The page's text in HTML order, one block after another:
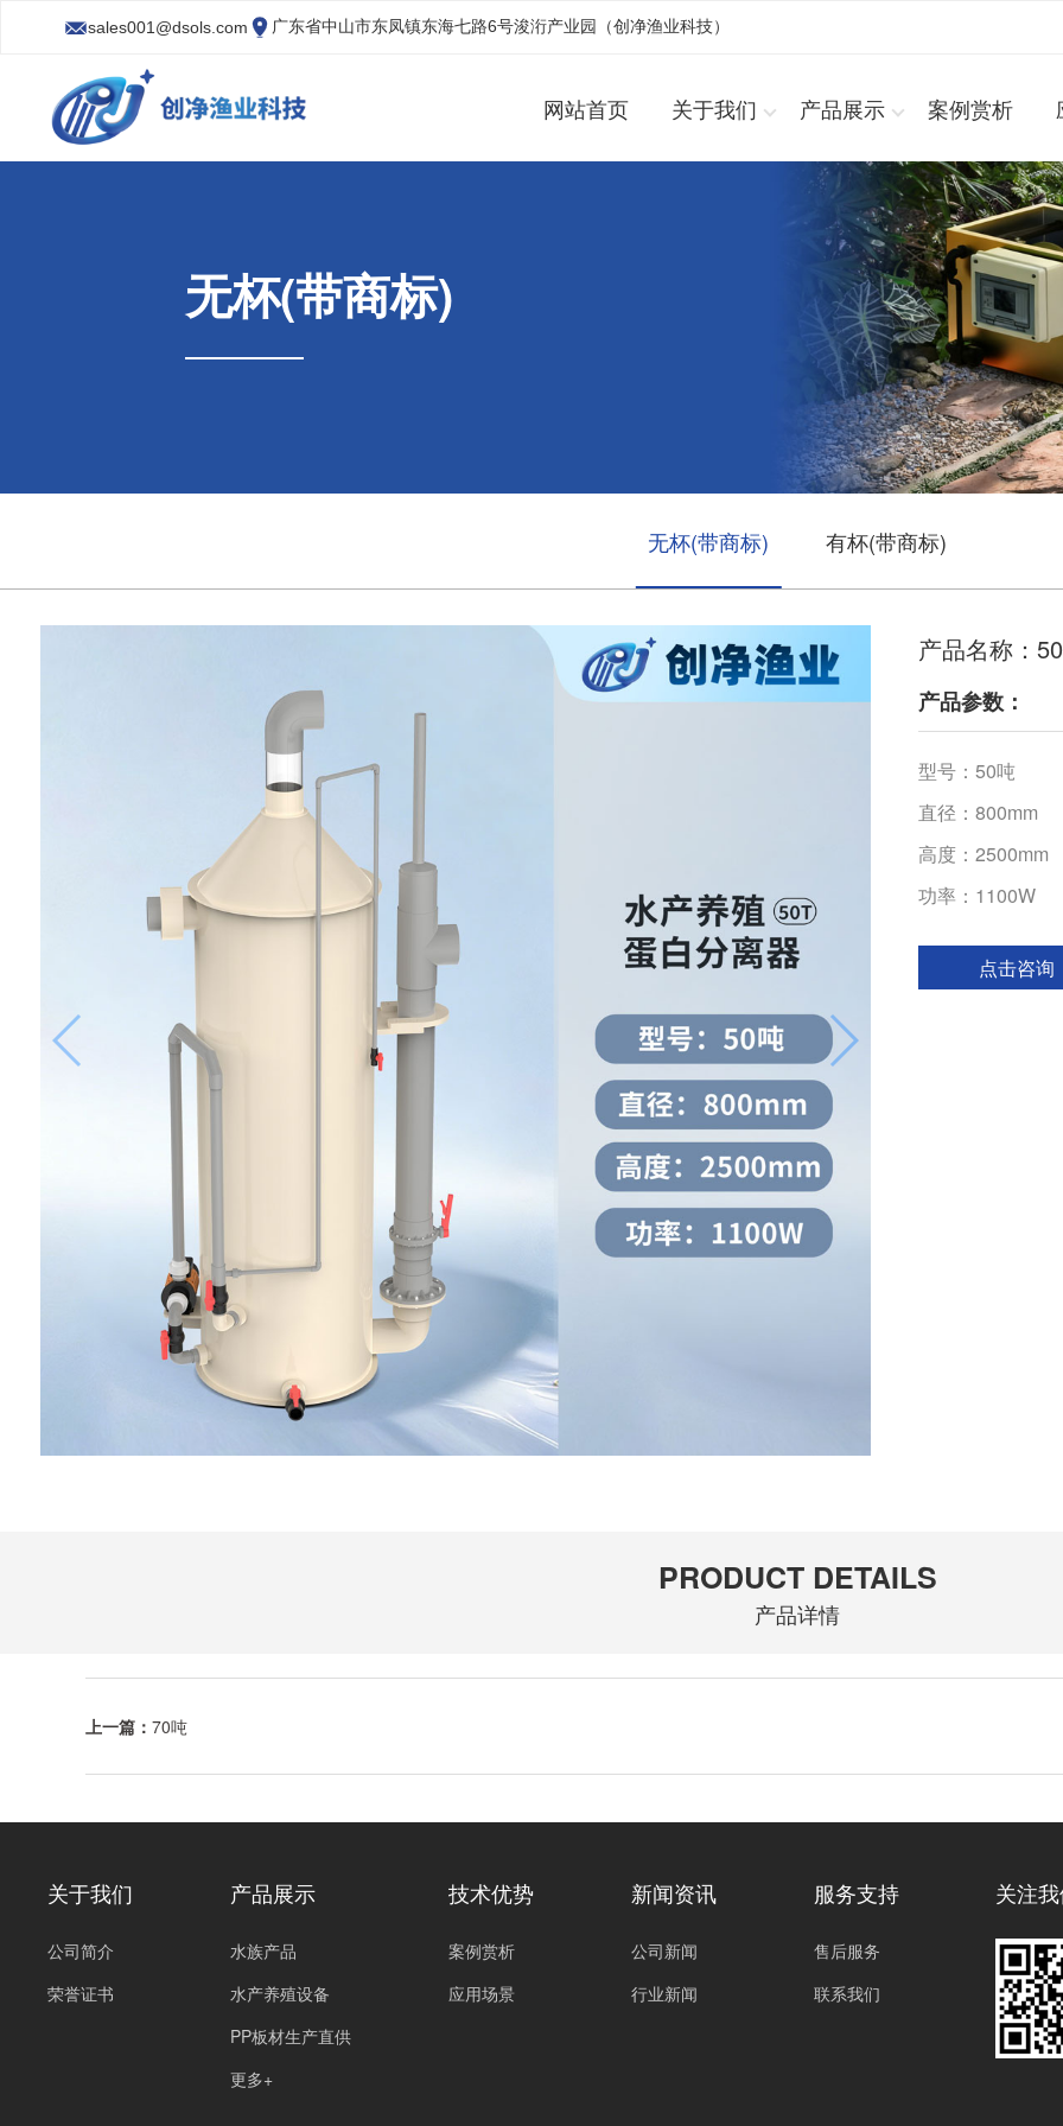
sales001@dsols.com 广东省中山市东凤镇东海七路6号浚洐产业园（创净渔业科技）
网站首页 关于我们 产品展示 案例赏析
无杯(带商标)
无杯(带商标) 有杯(带商标)
产品名称：
产品参数：
型号：50吨
直径：800mm
高度：2500mm
功率：1100W
点击咨询
PRODUCT DETAILS
产品详情
上一篇： 70吨
关于我们
公司简介
荣誉证书
产品展示
水族产品
水产养殖设备
PP板材生产直供
更多+
技术优势
案例赏析
应用场景
新闻资讯
公司新闻
行业新闻
服务支持
售后服务
联系我们
关注